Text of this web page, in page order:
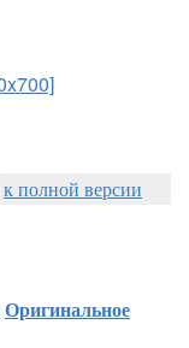
к полной версии
Оригинальное